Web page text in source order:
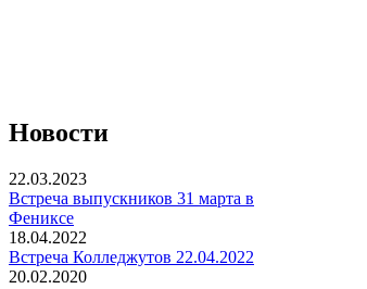
Новости
22.03.2023
Встреча выпускников 31 марта в
Фениксе
18.04.2022
Встреча Колледжутов 22.04.2022
20.02.2020